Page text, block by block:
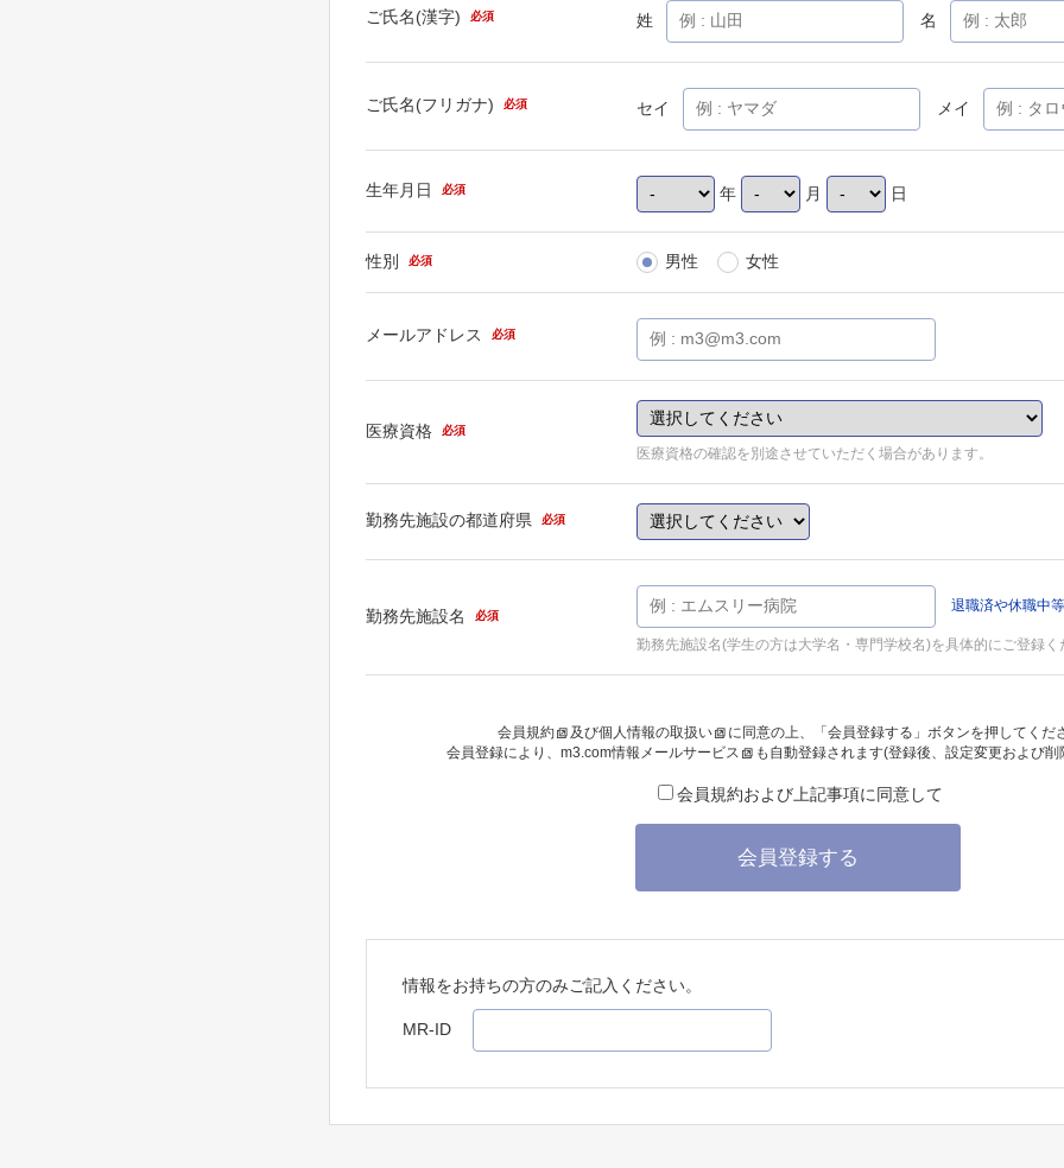
ご氏名(漢字) 必須 姓 名
ご氏名(フリガナ) 必須 セイ メイ
生年月日 必須 年 月 日
性別 必須 男性 女性
メールアドレス 必須
医療資格 必須
医療資格の確認を別途させていただく場合があります。
勤務先施設の都道府県 必須
勤務先施設名 必須
退職済や休職中
勤務先施設名(学生の方は大学名・専門学校名)を具体的にご登録く
会員規約 及び個人情報の取扱い
に同意の上、「会員登録する」ボタンを押してくだ
会員登録により、 m3.com情報メールサービス も自動登録されます(登録後、設定変更および
会員規約および上記事項に同意して
会員登録する
情報をお持ちの方のみご記入ください。
MR-ID